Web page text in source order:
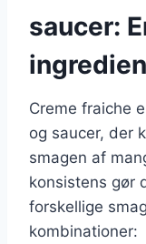
saucer:
Creme fraiche
og saucer, der
smagen af
konsistens gør
forskellige
kombinationer: